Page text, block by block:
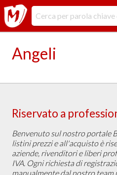
Angeli
Riservato a
Benvenuto sul nostro portale
listini prezzi e all'acquisto è
aziende, rivenditori e liberi
IVA. Ogni richiesta di
manualmente dal nostro